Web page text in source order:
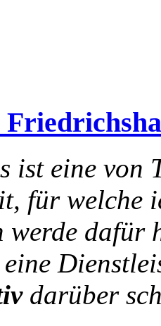
ist eine von
für welche
werde
darüber